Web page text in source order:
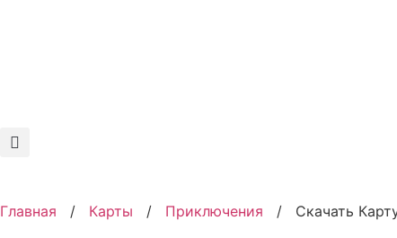
Главная / Карты / Приключения / Скачать